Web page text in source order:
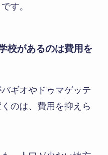
す。
校があるのは費用を
ギオやドゥマゲッテ
のは、費用を抑えら